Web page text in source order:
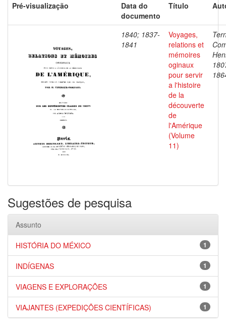
Pré-visualização
Data do
documento
Título
1840; 1837-
1841
Voyages,
relations et
mémoires
oginaux
pour servir
a l'histoire
de la
découverte
de
l'Amérique
(Volume
11)
Sugestões de pesquisa
Assunto
1
HISTÓRIA DO MÉXICO
1
INDÍGENAS
1
VIAGENS E EXPLORAÇÕES
1
VIAJANTES (EXPEDIÇÕES CIENTÍFICAS)